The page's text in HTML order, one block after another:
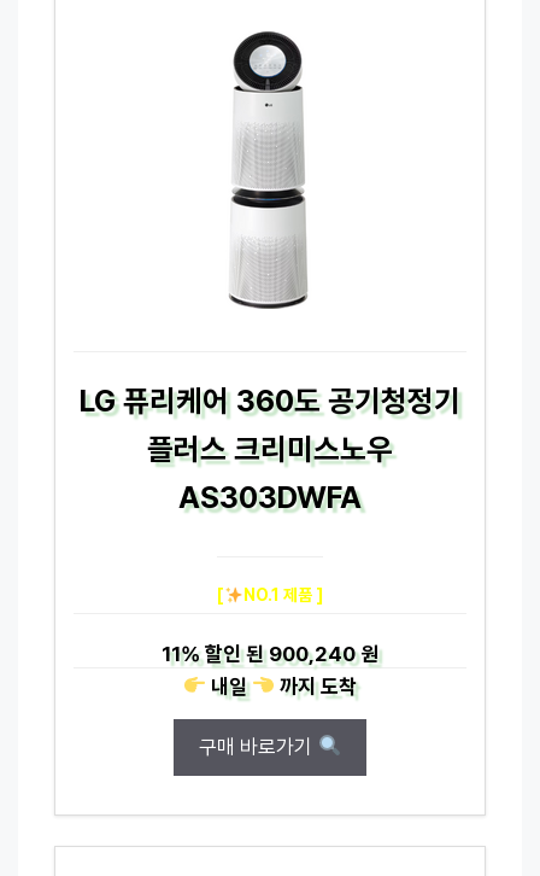
LG 퓨리케어 360도 공기청정기
플러스 크리미스노우
AS303DWFA
[ NO.1 제품 ]
11%할인 된900,240 원
내일
까지도착
구매 바로가기